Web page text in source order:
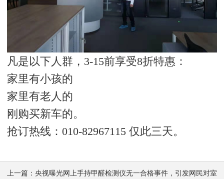
凡是以下人群，3-15前享受8折特惠：
家里有小孩的
家里有老人的
刚购买新车的。
抢订热线：010-82967115 仅此三天。
上一篇： 央视曝光网上手持甲醛检测仪无一合格事件，引发网民对室